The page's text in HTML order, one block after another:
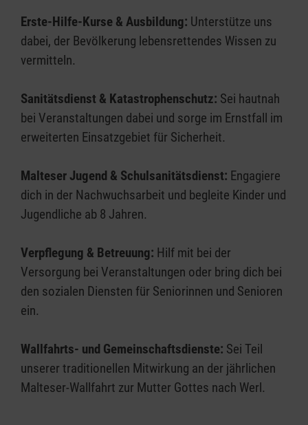
Erste-Hilfe-Kurse & Ausbildung: Unterstütze uns
dabei, der Bevölkerung lebensrettendes Wissen zu
vermitteln.
Sanitätsdienst & Katastrophenschutz: Sei hautnah
bei Veranstaltungen dabei und sorge im Ernstfall im
erweiterten Einsatzgebiet für Sicherheit.
Malteser Jugend & Schulsanitätsdienst: Engagiere
dich in der Nachwuchsarbeit und begleite Kinder und
Jugendliche ab 8 Jahren.
Verpflegung & Betreuung: Hilf mit bei der
Versorgung bei Veranstaltungen oder bring dich bei
den sozialen Diensten für Seniorinnen und Senioren
ein.
Wallfahrts- und Gemeinschaftsdienste: Sei Teil
unserer traditionellen Mitwirkung an der jährlichen
Malteser-Wallfahrt zur Mutter Gottes nach Werl.